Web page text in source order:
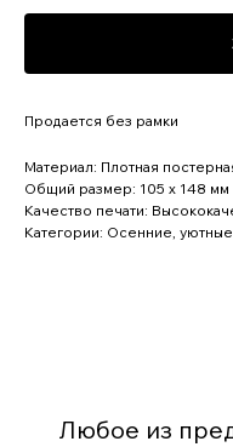
Продается без рамки
Материал: Плотная
Общий размер: 105 x 148 мм
Качество печати:
Категории: Осенние, уютные
Любое из